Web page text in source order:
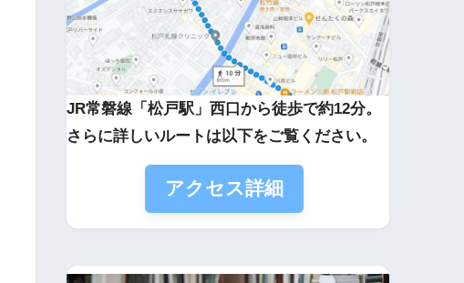
JR常磐線「松戸駅」西口から徒歩で約12分。
さらに詳しいルートは以下をご覧ください。
アクセス詳細